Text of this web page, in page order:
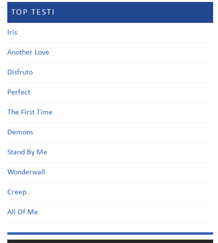
TOP TESTI
Iris
Another Love
Disfruto
Perfect
The First Time
Demons
Stand By Me
Wonderwall
Creep
All Of Me